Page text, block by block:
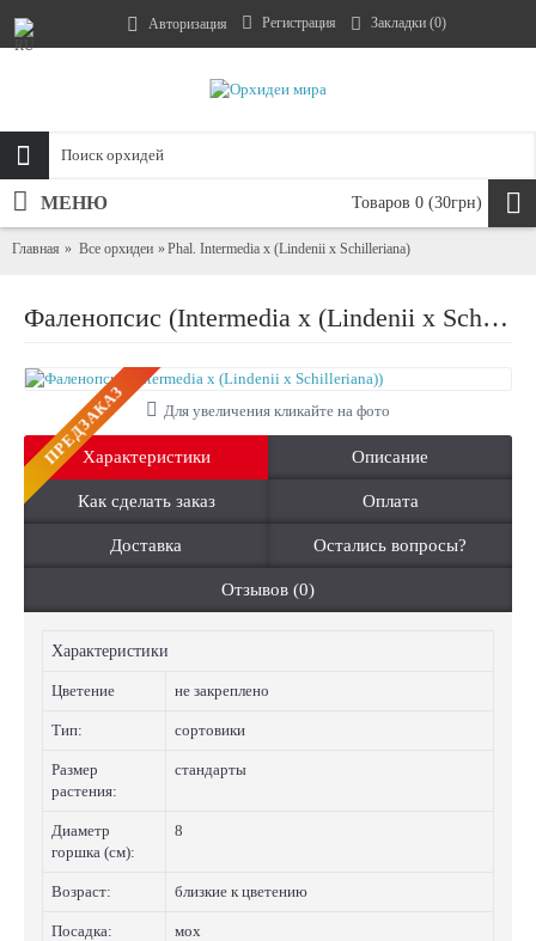
Авторизация Регистрация Закладки (0)
Товаров 0 (30грн)
МЕНЮ
Главная Все орхидеи Phal. Intermedia x (Lindenii x Schilleriana)
Фаленопсис (Intermedia x (Lindenii x Schilleriana))
ПРЕДЗАКАЗ Для увеличения кликайте на фото
Характеристики Описание
Как сделать заказ Оплата
Доставка Остались вопросы?
Отзывов (0)
Характеристики
Цветение не закреплено
Тип: сортовики
Размер
растения:
стандарты
Диаметр
горшка (см):
8
Возраст: близкие к цветению
Посадка: мох